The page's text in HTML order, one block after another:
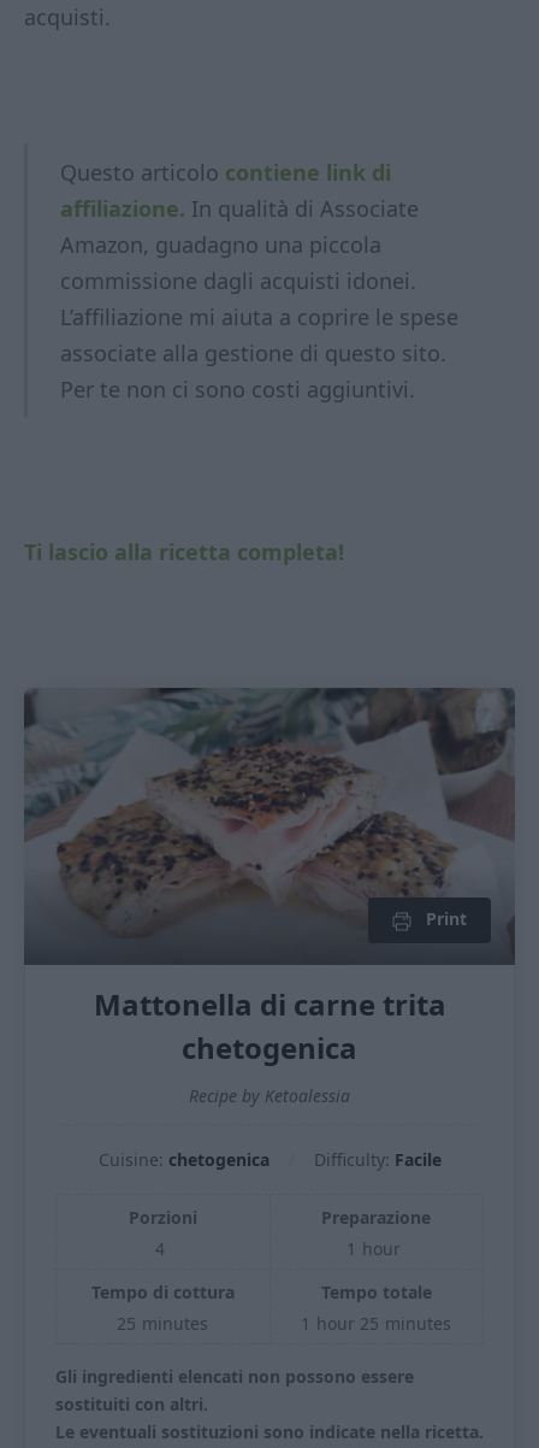
acquisti.
Questo articolo contiene link di
affiliazione. In qualità di Associate
Amazon, guadagno una piccola
commissione dagli acquisti idonei.
L’affiliazione mi aiuta a coprire le spese
associate alla gestione di questo sito.
Per te non ci sono costi aggiuntivi.
Ti lascio alla ricetta completa!
Print
Mattonella di carne trita
chetogenica
Recipe by Ketoalessia
Cuisine: chetogenica Difficulty: Facile
Porzioni
4
Preparazione
1 hour
Tempo di cottura
25 minutes
Tempo totale
1 hour 25 minutes
Gli ingredienti elencati non possono essere
sostituiti con altri.
Le eventuali sostituzioni sono indicate nella ricetta.